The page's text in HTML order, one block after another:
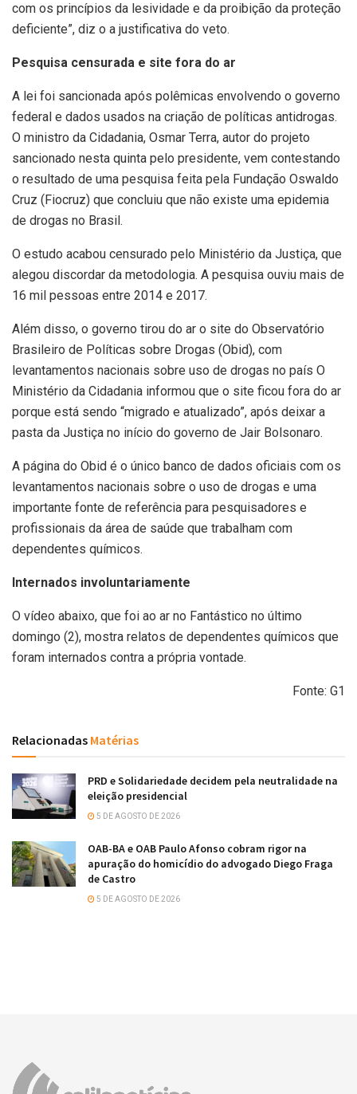
com os princípios da lesividade e da proibição da proteção
deficiente”, diz o a justificativa do veto.
Pesquisa censurada e site fora do ar
A lei foi sancionada após polêmicas envolvendo o governo
federal e dados usados na criação de políticas antidrogas.
O ministro da Cidadania, Osmar Terra, autor do projeto
sancionado nesta quinta pelo presidente, vem contestando
o resultado de uma pesquisa feita pela Fundação Oswaldo
Cruz (Fiocruz) que concluiu que não existe uma epidemia
de drogas no Brasil.
O estudo acabou censurado pelo Ministério da Justiça, que
alegou discordar da metodologia. A pesquisa ouviu mais de
16 mil pessoas entre 2014 e 2017.
Além disso, o governo tirou do ar o site do Observatório
Brasileiro de Políticas sobre Drogas (Obid), com
levantamentos nacionais sobre uso de drogas no país O
Ministério da Cidadania informou que o site ficou fora do ar
porque está sendo “migrado e atualizado”, após deixar a
pasta da Justiça no início do governo de Jair Bolsonaro.
A página do Obid é o único banco de dados oficiais com os
levantamentos nacionais sobre o uso de drogas e uma
importante fonte de referência para pesquisadores e
profissionais da área de saúde que trabalham com
dependentes químicos.
Internados involuntariamente
O vídeo abaixo, que foi ao ar no Fantástico no último
domingo (2), mostra relatos de dependentes químicos que
foram internados contra a própria vontade.
Fonte: G1
Relacionadas Matérias
PRD e Solidariedade decidem pela neutralidade na
eleição presidencial
5 DE AGOSTO DE 2026
OAB-BA e OAB Paulo Afonso cobram rigor na
apuração do homicídio do advogado Diego Fraga
de Castro
5 DE AGOSTO DE 2026